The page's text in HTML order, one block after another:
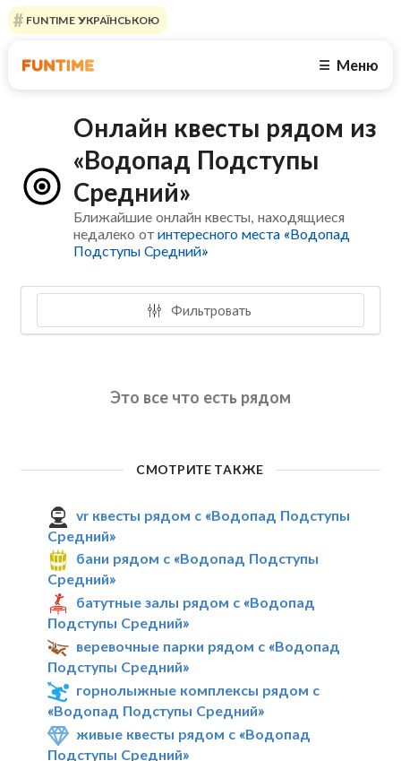
FUNTIME УКРАЇНСЬКОЮ
☰ Меню
Онлайн квесты рядом из
«Водопад Подступы
Средний»
Ближайшие онлайн квесты, находящиеся
недалеко отинтересного места «Водопад
Подступы Средний»
Фильтровать
Это все что есть рядом
СМОТРИТЕ ТАКЖЕ
vr квесты рядом с «Водопад Подступы
Средний»
бани рядом с «Водопад Подступы
Средний»
батутные залы рядом с «Водопад
Подступы Средний»
веревочные парки рядом с «Водопад
Подступы Средний»
горнолыжные комплексы рядом с
«Водопад Подступы Средний»
живые квесты рядом с «Водопад
Подступы Средний»